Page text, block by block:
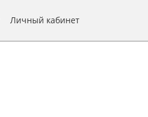
Личный кабинет